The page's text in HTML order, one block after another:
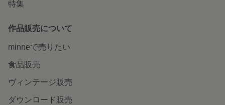
特集
作品販売について
minneで売りたい
食品販売
ヴィンテージ販売
ダウンロード販売